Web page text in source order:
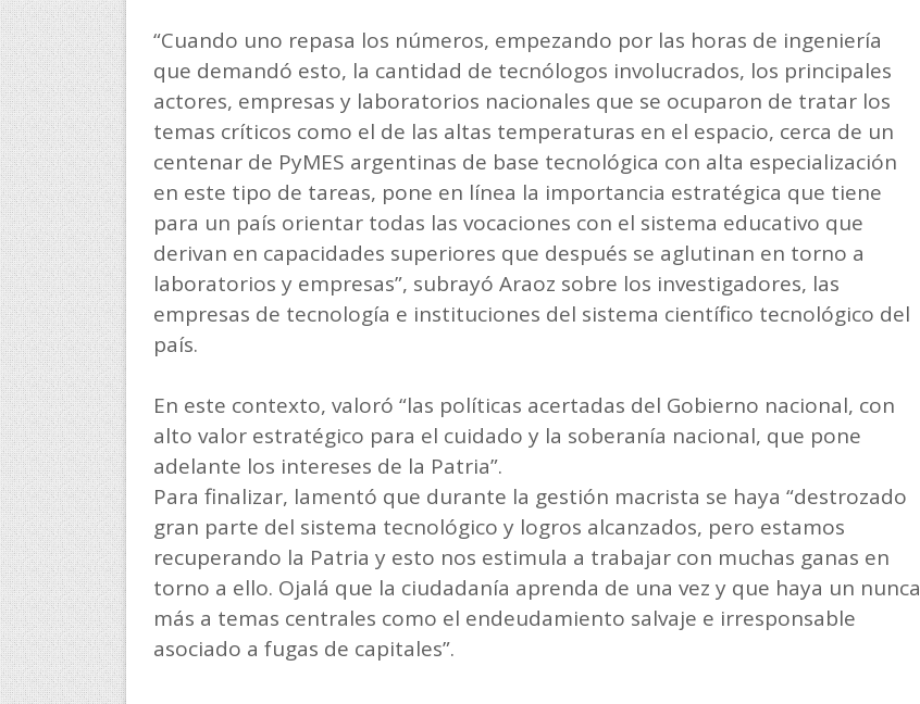
“Cuando uno repasa los números, empezando por las horas de ingeniería
que demandó esto, la cantidad de tecnólogos involucrados, los principales
actores, empresas y laboratorios nacionales que se ocuparon de tratar los
temas críticos como el de las altas temperaturas en el espacio, cerca de un
centenar de PyMES argentinas de base tecnológica con alta especialización
en este tipo de tareas, pone en línea la importancia estratégica que tiene
para un país orientar todas las vocaciones con el sistema educativo que
derivan en capacidades superiores que después se aglutinan en torno a
laboratorios y empresas”, subrayó Araoz sobre los investigadores, las
empresas de tecnología e instituciones del sistema científico tecnológico del
país.
En este contexto, valoró “las políticas acertadas del Gobierno nacional, con
alto valor estratégico para el cuidado y la soberanía nacional, que pone
adelante los intereses de la Patria”.
Para finalizar, lamentó que durante la gestión macrista se haya “destrozado
gran parte del sistema tecnológico y logros alcanzados, pero estamos
recuperando la Patria y esto nos estimula a trabajar con muchas ganas en
torno a ello. Ojalá que la ciudadanía aprenda de una vez y que haya un nunca
más a temas centrales como el endeudamiento salvaje e irresponsable
asociado a fugas de capitales”.